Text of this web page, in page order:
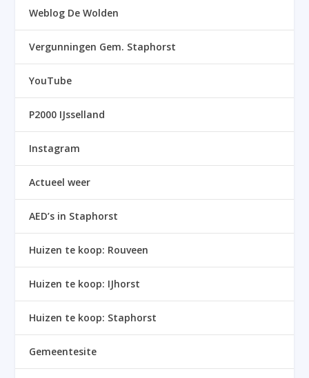
Weblog De Wolden
Vergunningen Gem. Staphorst
YouTube
P2000 IJsselland
Instagram
Actueel weer
AED’s in Staphorst
Huizen te koop: Rouveen
Huizen te koop: IJhorst
Huizen te koop: Staphorst
Gemeentesite